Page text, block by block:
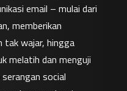
email – mulai dari
memberikan
tak wajar, hingga
melatih dan menguji
social